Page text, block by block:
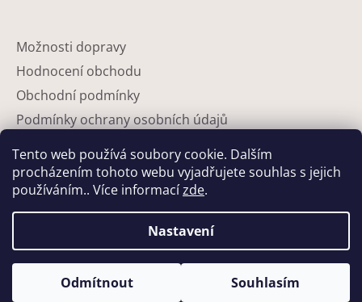
Tento web používá soubory cookie. Dalším
procházením tohoto webu vyjadřujete souhlas s jejich
používáním.. Více informacízde.
Nastavení
Odmítnout Souhlasím
Možnosti dopravy
Hodnocení obchodu
Obchodní podmínky
Podmínky ochrany osobních údajů
Partneři
Kontakty